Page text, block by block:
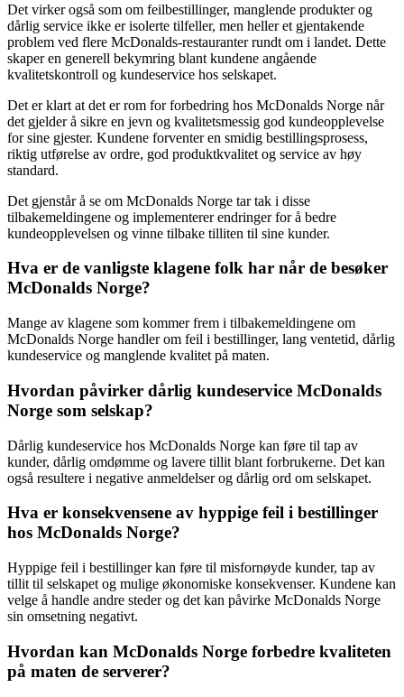
Det virker også som om feilbestillinger, manglende produkter og
dårlig service ikke er isolerte tilfeller, men heller et gjentakende
problem ved flere McDonalds-restauranter rundt om i landet. Dette
skaper en generell bekymring blant kundene angående
kvalitetskontroll og kundeservice hos selskapet.
Det er klart at det er rom for forbedring hos McDonalds Norge når
det gjelder å sikre en jevn og kvalitetsmessig god kundeopplevelse
for sine gjester. Kundene forventer en smidig bestillingsprosess,
riktig utførelse av ordre, god produktkvalitet og service av høy
standard.
Det gjenstår å se om McDonalds Norge tar tak i disse
tilbakemeldingene og implementerer endringer for å bedre
kundeopplevelsen og vinne tilbake tilliten til sine kunder.
Hva er de vanligste klagene folk har når de besøker
McDonalds Norge?
Mange av klagene som kommer frem i tilbakemeldingene om
McDonalds Norge handler om feil i bestillinger, lang ventetid, dårlig
kundeservice og manglende kvalitet på maten.
Hvordan påvirker dårlig kundeservice McDonalds
Norge som selskap?
Dårlig kundeservice hos McDonalds Norge kan føre til tap av
kunder, dårlig omdømme og lavere tillit blant forbrukerne. Det kan
også resultere i negative anmeldelser og dårlig ord om selskapet.
Hva er konsekvensene av hyppige feil i bestillinger
hos McDonalds Norge?
Hyppige feil i bestillinger kan føre til misfornøyde kunder, tap av
tillit til selskapet og mulige økonomiske konsekvenser. Kundene kan
velge å handle andre steder og det kan påvirke McDonalds Norge
sin omsetning negativt.
Hvordan kan McDonalds Norge forbedre kvaliteten
på maten de serverer?